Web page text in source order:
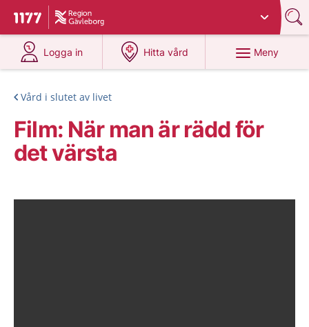
Till startsidan för 1177
Du har valt region
Logga in
på 1177.se
Hitta vård
på 1177.se
Meny
Vård i slutet av livet
Film: När man är rädd för
det värsta